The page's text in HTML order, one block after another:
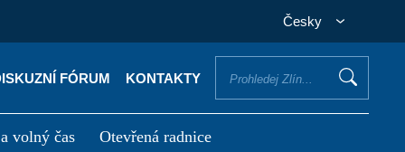
Česky
FÓRUM KONTAKTY
volný čas Otevřená radnice